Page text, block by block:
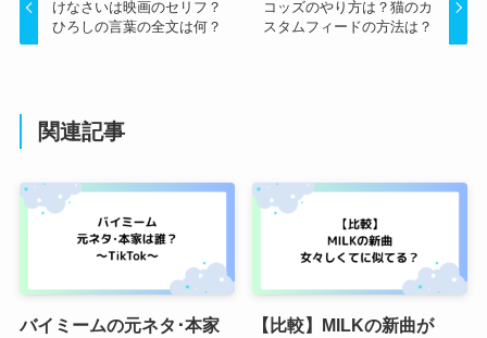
けなさいは映画のセリフ？
ひろしの言葉の全文は何？
コッズのやり方は？猫のカ
スタムフィードの方法は？
関連記事
バイミームの元ネタ･本家
【比較】MILKの新曲が